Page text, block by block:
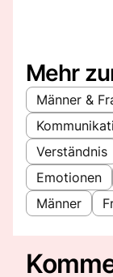
Mehr
Männer &
Verständnis
Emotionen
Männer